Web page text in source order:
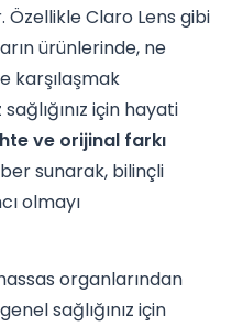
Claro Lens gibi
ürünlerinde, ne
karşılaşmak
için hayati
ve orijinal farkı
sunarak, bilinçli
olmayı
organlarından
sağlığınız için